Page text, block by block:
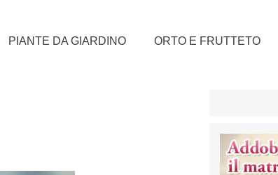
PIANTE DA GIARDINO ORTO E FRUTTETO